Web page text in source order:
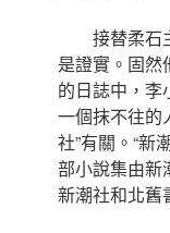
接替柔石
是證實。固然
的日誌中，李
一個抹不往的
社”有關。“新
部小說集由新
新潮社和北舊